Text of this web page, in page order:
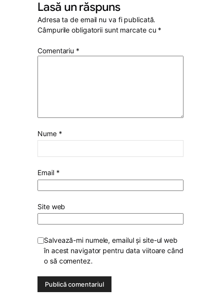
Lasă un răspuns
Adresa ta de email nu va fi publicată.
Câmpurile obligatorii sunt marcate cu *
Comentariu *
Nume *
Email *
Site web
Salvează-mi numele, emailul și site-ul web
în acest navigator pentru data viitoare când
o să comentez.